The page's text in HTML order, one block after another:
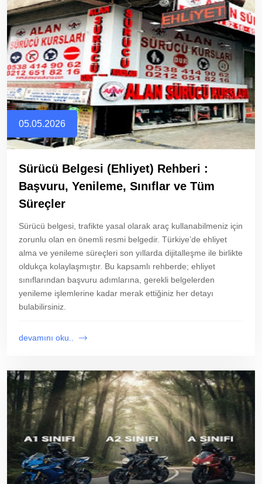
05.05.2026
Sürücü Belgesi (Ehliyet) Rehberi :
Başvuru, Yenileme, Sınıflar ve Tüm
Süreçler
Sürücü belgesi, trafikte yasal olarak araç kullanabilmeniz için
zorunlu olan en önemli resmi belgedir. Türkiye’de ehliyet
alma ve yenileme süreçleri son yıllarda dijitalleşme ile birlikte
oldukça kolaylaşmıştır. Bu kapsamlı rehberde; ehliyet
sınıflarından başvuru adımlarına, gerekli belgelerden
yenileme işlemlerine kadar merak ettiğiniz her detayı
bulabilirsiniz.
devamını oku..